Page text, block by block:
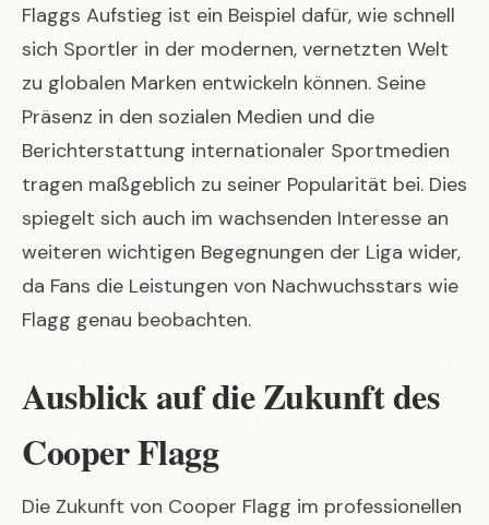
Flaggs Aufstieg ist ein Beispiel dafür, wie schnell
sich Sportler in der modernen, vernetzten Welt
zu globalen Marken entwickeln können. Seine
Präsenz in den sozialen Medien und die
Berichterstattung internationaler Sportmedien
tragen maßgeblich zu seiner Popularität bei. Dies
spiegelt sich auch im wachsenden Interesse an
weiteren wichtigen Begegnungen der Liga wider,
da Fans die Leistungen von Nachwuchsstars wie
Flagg genau beobachten.
Ausblick auf die Zukunft des
Cooper Flagg
Die Zukunft von Cooper Flagg im professionellen